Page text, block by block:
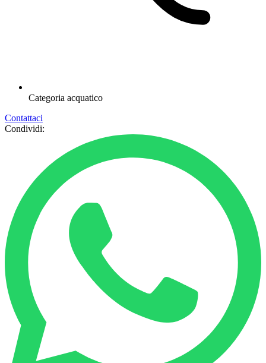
Categoria acquatico
Contattaci
Condividi: